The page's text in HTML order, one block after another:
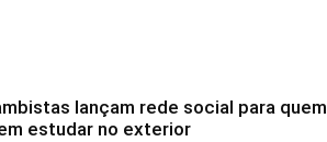
lançam rede social para quem
estudar no exterior